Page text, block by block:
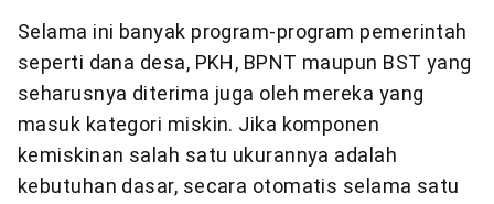
Selama ini banyak program-program pemerintah
seperti dana desa, PKH, BPNT maupun BST yang
seharusnya diterima juga oleh mereka yang
masuk kategori miskin. Jika komponen
kemiskinan salah satu ukurannya adalah
kebutuhan dasar, secara otomatis selama satu